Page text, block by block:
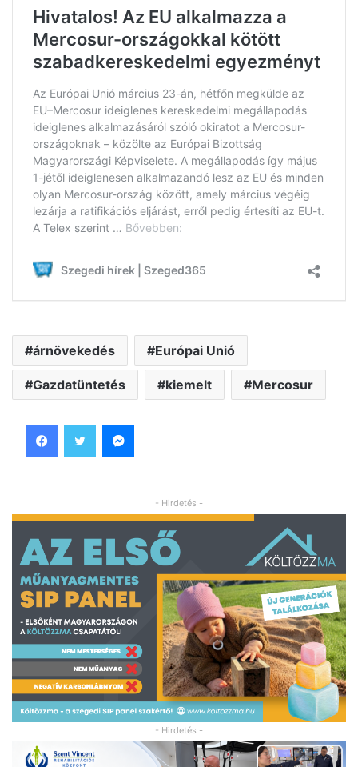
árnövekedés Európai Unió
Gazdatüntetés kiemelt Mercosur
- Hirdetés -
- Hirdetés -